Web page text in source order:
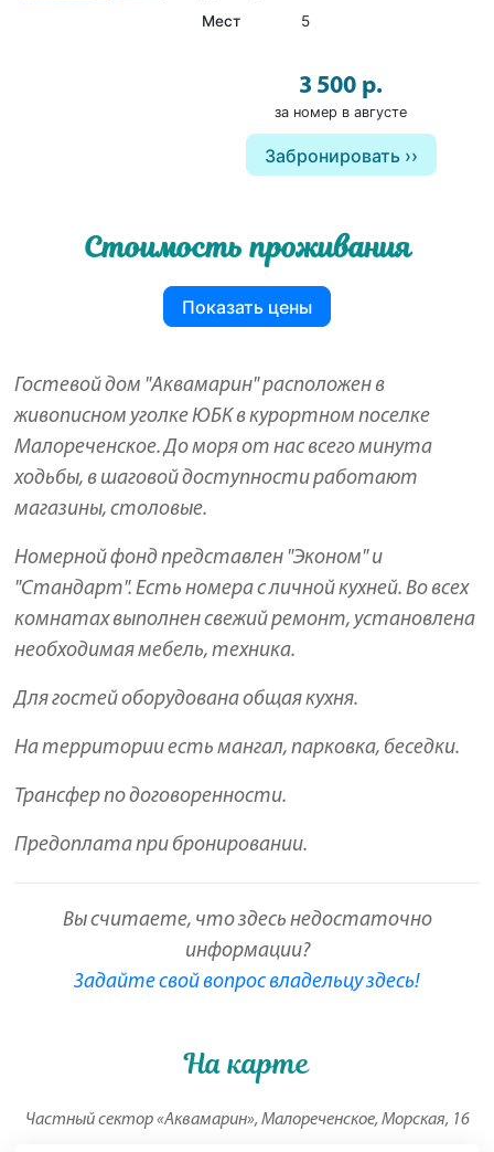
Мест 5
3 500 р.
за номер в августе
Забронировать
Стоимость проживания
Показать цены
Гостевой дом "Аквамарин" расположен в
живописном уголке ЮБК в курортном поселке
Малореченское. До моря от нас всего минута
ходьбы, в шаговой доступности работают
магазины, столовые.
Номерной фонд представлен "Эконом" и
"Стандарт". Есть номера с личной кухней. Во всех
комнатах выполнен свежий ремонт, установлена
необходимая мебель, техника.
Для гостей оборудована общая кухня.
На территории есть мангал, парковка, беседки.
Трансфер по договоренности.
Предоплата при бронировании.
Вы считаете, что здесь недостаточно
информации?
Задайте свой вопрос владельцу здесь!
На карте
Частный сектор «Аквамарин», Малореченское, Морская, 16